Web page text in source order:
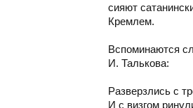
сияют
Кремлем.
Вспоминаются
И. Талькова:
Разверзлись с
И с визгом